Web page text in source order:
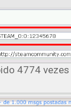
4774 vezes